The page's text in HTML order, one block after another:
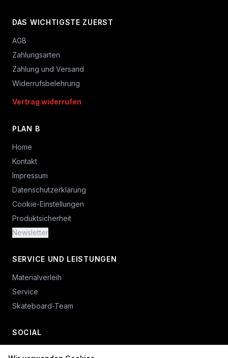
DAS WICHTIGSTE ZUERST
AGB
Zahlungsarten
Zahlung und Versand
Widerrufsbelehrung
Vertrag widerrufen
PLAN B
Home
Kontakt
Impressum
Datenschutzerklärung
Cookie-Einstellungen
Produktsicherheit
Newsletter
SERVICE UND LEISTUNGEN
Materialverleih
Service
Skateboard-Team
SOCIAL